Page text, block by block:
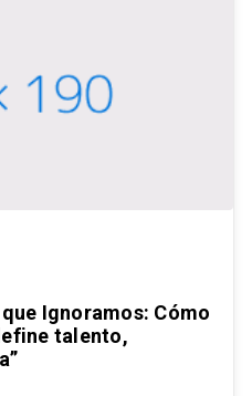
Ignoramos: Cómo
talento,